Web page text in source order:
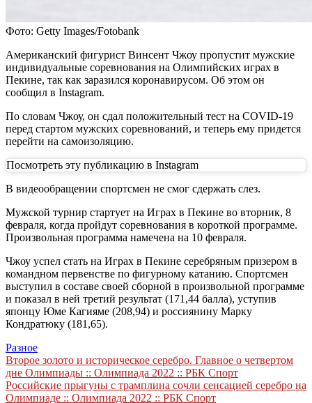
Фото: Getty Images/Fotobank
Американский фигурист Винсент Чжоу пропустит мужские
индивидуальные соревнования на Олимпийских играх в
Пекине, так как заразился коронавирусом. Об этом он
сообщил в Instagram.
По словам Чжоу, он сдал положительный тест на COVID-19
перед стартом мужских соревнований, и теперь ему придется
перейти на самоизоляцию.
Посмотреть эту публикацию в Instagram
В видеообращении спортсмен не смог сдержать слез.
Мужской турнир стартует на Играх в Пекине во вторник, 8
февраля, когда пройдут соревнования в короткой программе.
Произвольная программа намечена на 10 февраля.
Чжоу успел стать на Играх в Пекине серебряным призером в
командном первенстве по фигурному катанию. Спортсмен
выступил в составе своей сборной в произвольной программе
и показал в ней третий результат (171,44 балла), уступив
японцу Юме Кагияме (208,94) и россиянину Марку
Кондратюку (181,65).
Разное
Навигация
по
Второе золото и историческое серебро. Главное о четвертом
дне Олимпиады :: Олимпиада 2022 :: РБК Спорт
Российские прыгуны с трамплина сочли сенсацией серебро на
Олимпиаде :: Олимпиада 2022 :: РБК Спорт